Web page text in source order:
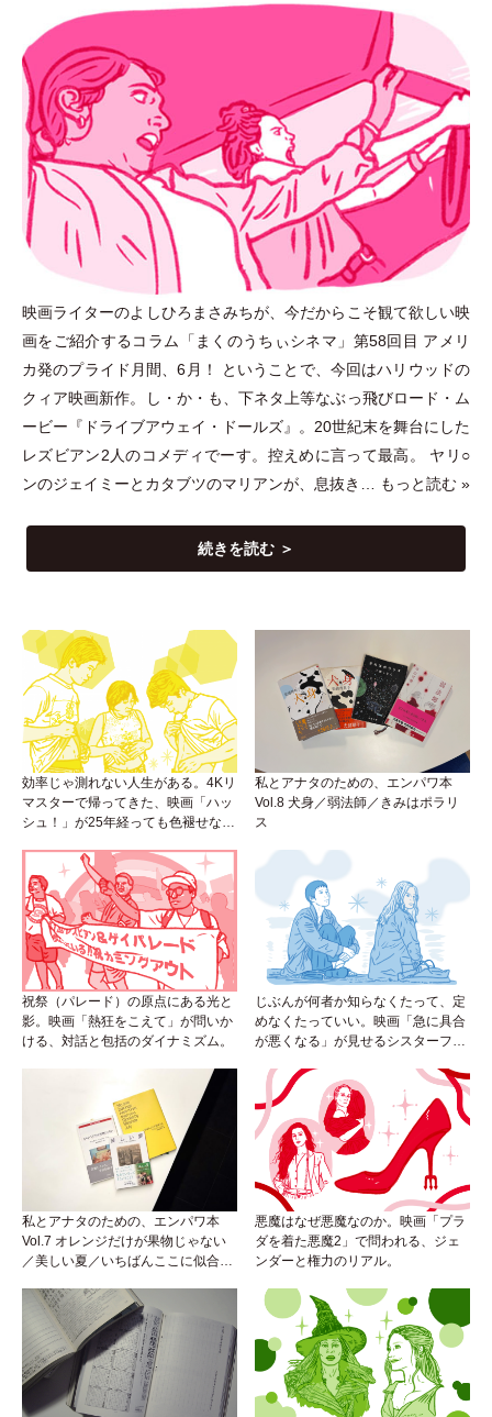
映画ライターのよしひろまさみちが、今だからこそ観て欲しい映
画をご紹介するコラム 「 まくのうちぃシネマ 」 第58回目 アメリ
カ発のプライド月間、6月！ ということで、今回はハリウッドの
クィア映画新作。し ・ か・ も、下ネタ上等なぶっ飛びロード ・ ム
ービー『ドライブアウェイ ・
ドールズ』。20世紀末を舞台にした
レズビアン2人のコメディでーす。控えめに言って最高。 ヤリ○
ンのジェイミーとカタブツのマリアンが、息抜き…
もっと読む »
続きを読む ＞
効率じゃ測れない人生がある。4Kリ
マスターで帰ってきた、映画「ハッ
シュ！」が25年経っても色褪せない
私とアナタのための、エンパワ本
Vol.8 犬身／弱法師／きみはポラリ
ス
祝祭（パレード）の原点にある光と
影。映画「熱狂をこえて」が問いか
ける、対話と包括のダイナミズム。
じぶんが何者か知らなくたって、定
めなくたっていい。映画「急に具合
が悪くなる」が見せるシスターフッ
私とアナタのための、エンパワ本
Vol.7 オレンジだけが果物じゃない
／美しい夏／いちばんここに似合う
悪魔はなぜ悪魔なのか。映画「プラ
ダを着た悪魔2」で問われる、ジェ
ンダーと権力のリアル。